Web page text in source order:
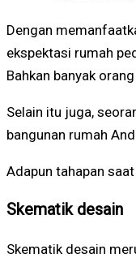
Dengan
ekspektasi rumah
Bahkan banyak
Selain itu juga,
bangunan rumah
Adapun tahapan
Skematik desain
Skematik desain